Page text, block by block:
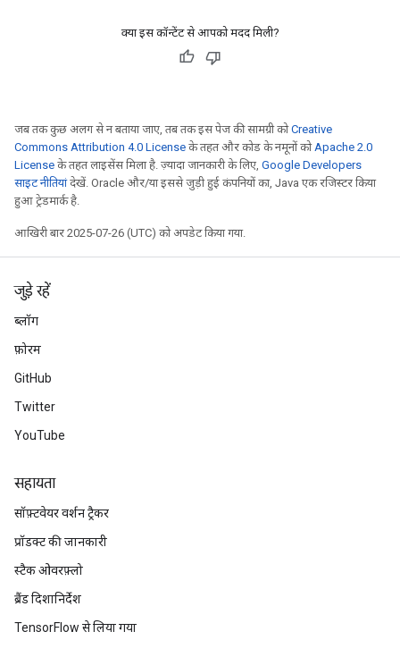
क्या इस कॉन्टेंट से आपको मदद मिली?
जब तक कुछ अलग से न बताया जाए, तब तक इस पेज की सामग्री कोCreative
Commons Attribution 4.0 License के तहत और कोड के नमूनों कोApache 2.0
License के तहत लाइसेंस मिला है. ज़्यादा जानकारी के लिए, Google Developers
साइट नीतियांदेखें. Oracle और/या इससे जुड़ी हुई कंपनियों का, Java एक रजिस्टर किया
हुआ ट्रेडमार्क है.
आखिरी बार 2025-07-26 (UTC) को अपडेट किया गया.
जुड़े रहें
ब्लॉग
फ़ोरम
GitHub
Twitter
YouTube
सहायता
सॉफ़्टवेयर वर्शन ट्रैकर
प्रॉडक्ट की जानकारी
स्टैक ओवरफ़्लो
ब्रैंड दिशानिर्देश
TensorFlow से लिया गया